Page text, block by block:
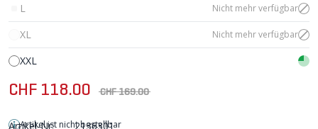
L Nicht mehr verfügbar
XL Nicht mehr verfügbar
XXL
CHF 118.00 CHF 169.00
Artikel ist nicht bestellbar
Artikel-Nr:
2136301